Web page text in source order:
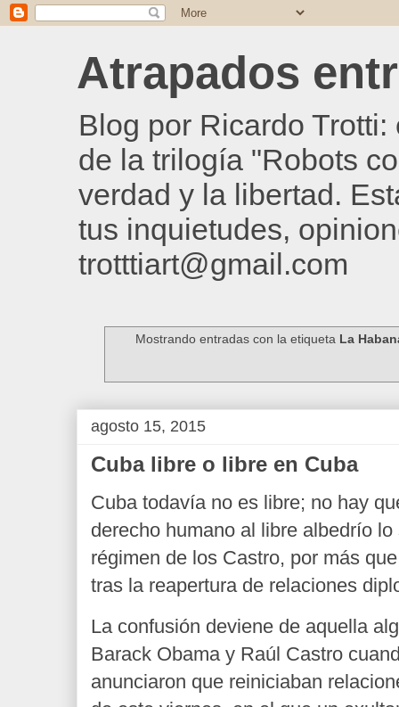
Atrapados
Blog por Ricardo
de la trilogía "Robots
verdad y la libertad.
tus inquietudes,
trotttiart@gmail.com
Mostrando entradas con la etiqueta La
agosto 15, 2015
Cuba libre o libre en Cuba
Cuba todavía no es libre; no hay
derecho humano al libre albedrío
régimen de los Castro, por más
tras la reapertura de relaciones
La confusión deviene de aquella
Barack Obama y Raúl Castro
anunciaron que reiniciaban